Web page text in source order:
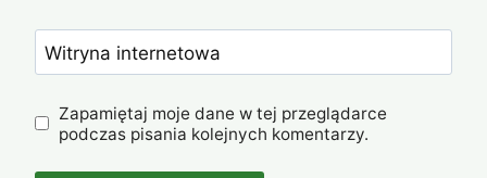
Witryna internetowa
Zapamiętaj moje dane w tej przeglądarce
podczas pisania kolejnych komentarzy.